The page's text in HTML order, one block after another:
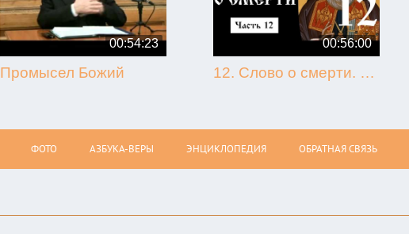
00:54:23
Промысел Божий
00:56:00
12. Слово о смерти. Игнатий Брянчанинов.
ФОТО АЗБУКА-ВЕРЫ ЭНЦИКЛОПЕДИЯ ОБРАТНАЯ СВЯЗЬ